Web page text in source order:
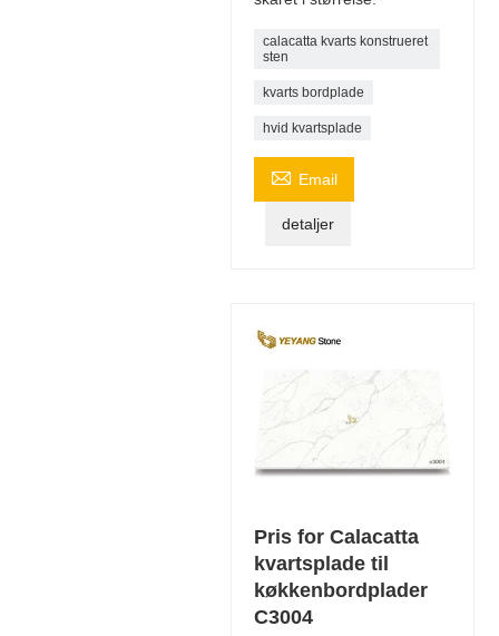
calacatta kvarts konstrueret
sten
kvarts bordplade
hvid kvartsplade
 Email
detaljer
Pris for Calacatta
kvartsplade til
køkkenbordplader
C3004